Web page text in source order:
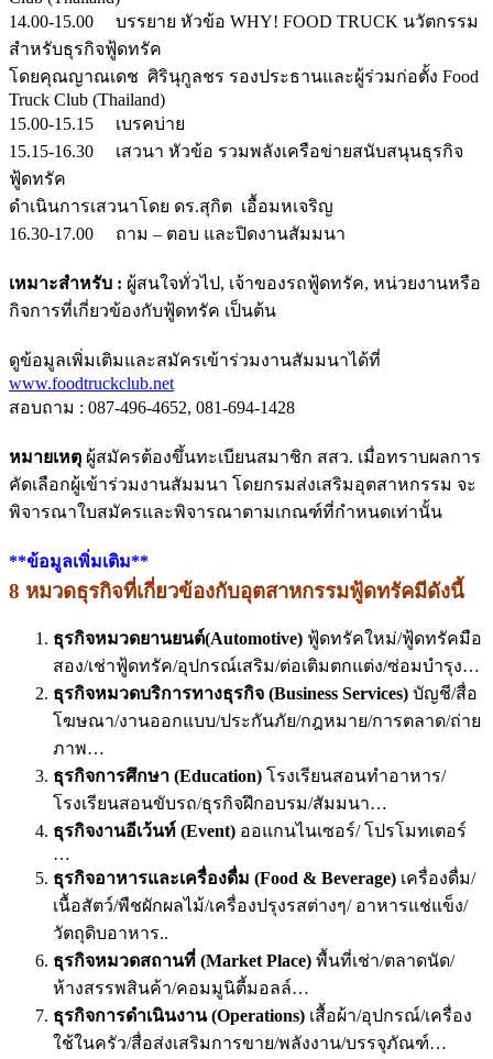
14.00-15.00 บรรยาย หัวข้อ WHY! FOOD TRUCK นวัตกรรม
สำหรับธุรกิจฟู้ดทรัค
โดยคุณญาณเดช ศิรินุกูลชร รองประธานและผู้ร่วมก่อตั้ง Food
Truck Club (Thailand)
15.00-15.15 เบรคบ่าย
15.15-16.30 เสวนา หัวข้อ รวมพลังเครือข่ายสนับสนุนธุรกิจ
ฟู้ดทรัค
ดำเนินการเสวนาโดย ดร.สุกิต เอื้อมหเจริญ
16.30-17.00 ถาม – ตอบ และปิดงานสัมมนา
เหมาะสำหรับ : ผู้สนใจทั่วไป, เจ้าของรถฟู้ดทรัค, หน่วยงานหรือ
กิจการที่เกี่ยวข้องกับฟู้ดทรัค เป็นต้น
ดูข้อมูลเพิ่มเติมและสมัครเข้าร่วมงานสัมมนาได้ที่
www.foodtruckclub.net
สอบถาม : 087-496-4652, 081-694-1428
หมายเหตุ ผู้สมัครต้องขึ้นทะเบียนสมาชิก สสว. เมื่อทราบผลการ
คัดเลือกผู้เข้าร่วมงานสัมมนา โดยกรมส่งเสริมอุตสาหกรรม จะ
พิจารณาใบสมัครและพิจารณาตามเกณฑ์ที่กำหนดเท่านั้น
**ข้อมูลเพิ่มเติม**
8 หมวดธุรกิจที่เกี่ยวข้องกับอุตสาหกรรมฟู้ดทรัคมีดังนี้
ธุรกิจหมวดยานยนต์(Automotive) ฟู้ดทรัคใหม่/ฟู้ดทรัคมือ
สอง/เช่าฟู้ดทรัค/อุปกรณ์เสริม/ต่อเติมตกแต่ง/ซ่อมบำรุง…
ธุรกิจหมวดบริการทางธุรกิจ (Business Services) บัญชี/สื่อ
โฆษณา/งานออกแบบ/ประกันภัย/กฎหมาย/การตลาด/ถ่าย
ภาพ…
ธุรกิจการศึกษา (Education) โรงเรียนสอนทำอาหาร/
โรงเรียนสอนขับรถ/ธุรกิจฝึกอบรม/สัมมนา…
ธุรกิจงานอีเว้นท์ (Event) ออแกนไนเซอร์/ โปรโมทเตอร์
…
ธุรกิจอาหารและเครื่องดื่ม (Food & Beverage) เครื่องดื่ม/
เนื้อสัตว์/พืชผักผลไม้/เครื่องปรุงรสต่างๆ/ อาหารแช่แข็ง/
วัตถุดิบอาหาร..
ธุรกิจหมวดสถานที่ (Market Place) พื้นที่เช่า/ตลาดนัด/
ห้างสรรพสินค้า/คอมมูนิตี้มอลล์…
ธุรกิจการดำเนินงาน (Operations) เสื้อผ้า/อุปกรณ์/เครื่อง
ใช้ในครัว/สื่อส่งเสริมการขาย/พลังงาน/บรรจุภัณฑ์…